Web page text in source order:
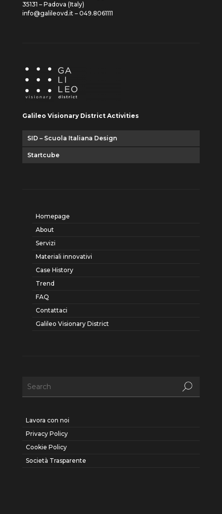
35131 – Padova (Italy)
info@galileovd.it – 049.8061111
Galileo Visionary District Activities
SID – Scuola Italiana Design
Startcube
Homepage
About
Servizi
Materiali innovativi
Case History
Trend
FAQ
Contattaci
Galileo Visionary District
Lavora con noi
Privacy Policy
Cookie Policy
Società Trasparente